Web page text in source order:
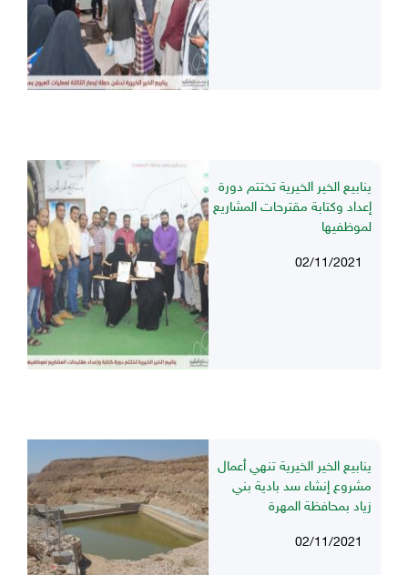
ينابيع الخير الخيرية تختتم دورة
إعداد وكتابة مقترحات المشاريع
لموظفيها
02/11/2021
ينابيع الخير الخيرية تنهي أعمال
مشروع إنشاء سد بادية بني
زياد بمحافظة المهرة
02/11/2021